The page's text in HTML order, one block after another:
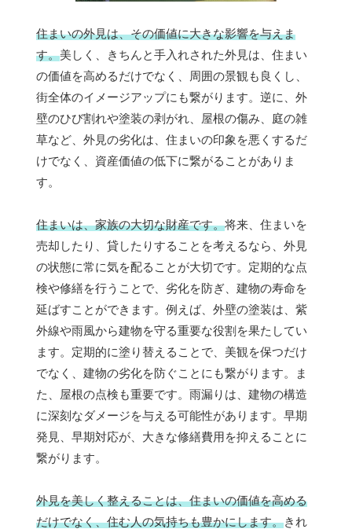
住まいの外見は、その価値に大きな影響を与えま
す。美しく、きちんと手入れされた外見は、住まい
の価値を高めるだけでなく、周囲の景観も良くし、
街全体のイメージアップにも繋がります。逆に、外
壁のひび割れや塗装の剥がれ、屋根の傷み、庭の雑
草など、外見の劣化は、住まいの印象を悪くするだ
けでなく、資産価値の低下に繋がることがありま
す。
住まいは、家族の大切な財産です。将来、住まいを
売却したり、貸したりすることを考えるなら、外見
の状態に常に気を配ることが大切です。定期的な点
検や修繕を行うことで、劣化を防ぎ、建物の寿命を
延ばすことができます。例えば、外壁の塗装は、紫
外線や雨風から建物を守る重要な役割を果たしてい
ます。定期的に塗り替えることで、美観を保つだけ
でなく、建物の劣化を防ぐことにも繋がります。ま
た、屋根の点検も重要です。雨漏りは、建物の構造
に深刻なダメージを与える可能性があります。早期
発見、早期対応が、大きな修繕費用を抑えることに
繋がります。
外見を美しく整えることは、住まいの価値を高める
だけでなく、住む人の気持ちも豊かにします。きれ